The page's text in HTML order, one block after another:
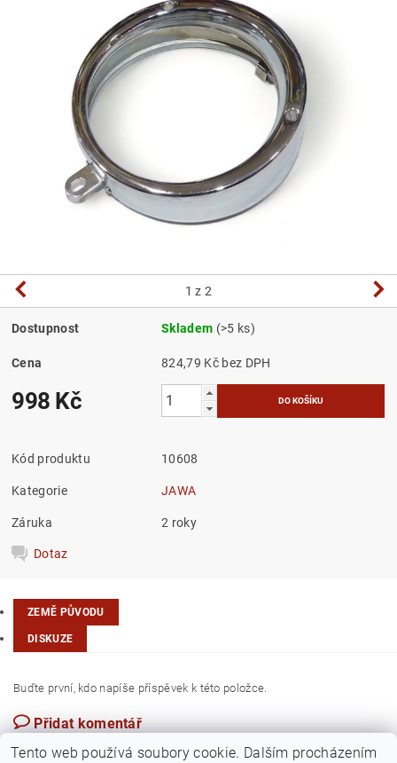
1 z 2
Dostupnost Skladem (>5 ks)
Cena 824,79 Kč bez DPH
998 Kč
Kód produktu 10608
Kategorie JAWA
Záruka 2 roky
Dotaz
ZEMĚ PŮVODU
DISKUZE
Buďte první, kdo napíše příspěvek k této položce.
Přidat komentář
Tento web používá soubory cookie. Dalším procházením